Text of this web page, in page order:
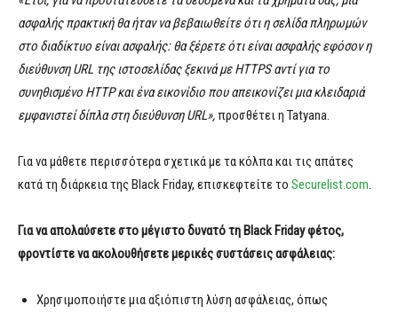
ασφαλής πρακτική θα ήταν να βεβαιωθείτε ότι η σελίδα πληρωμών
στο διαδίκτυο είναι ασφαλής: θα ξέρετε ότι είναι ασφαλής εφόσον η
διεύθυνση URL της ιστοσελίδας ξεκινά με HTTPS αντί για το
συνηθισμένο HTTP και ένα εικονίδιο που απεικονίζει μια κλειδαριά
εμφανιστεί δίπλα στη διεύθυνση URL»,προσθέτει η Tatyana.
Για να μάθετε περισσότερα σχετικά με τα κόλπα και τις απάτες
κατά τη διάρκεια της Black Friday, επισκεφτείτε το Securelist.com.
Για να απολαύσετε στο μέγιστο δυνατό τη Black Fridayφέτος,
φροντίστε να ακολουθήσετε μερικές συστάσεις ασφάλειας:
Χρησιμοποιήστε μια αξιόπιστη λύση ασφάλειας, όπως